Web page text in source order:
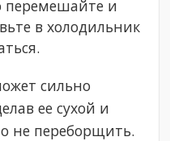
перемешайте и
в холодильник
сильно
ее сухой и
не переборщить.